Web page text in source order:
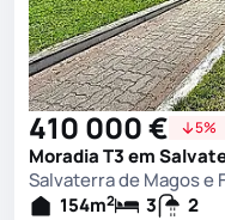
410 000 € 5%
154m2 3 2